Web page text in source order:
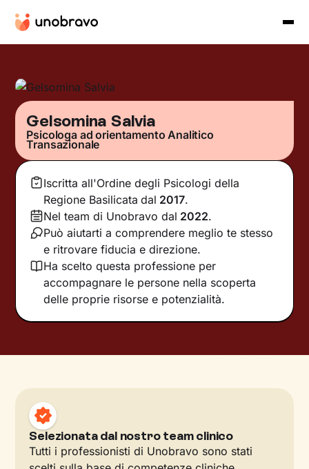
Gelsomina Salvia
Psicologa ad orientamento Analitico
Transazionale
Iscritta all'Ordine degli Psicologi della
Regione Basilicata dal 2017.
Nel team di Unobravo dal 2022.
Può aiutarti a comprendere meglio te stesso
e ritrovare fiducia e direzione.
Ha scelto questa professione per
accompagnare le persone nella scoperta
delle proprie risorse e potenzialità.
Selezionata dal nostro team clinico
Tutti i professionisti di Unobravo sono stati